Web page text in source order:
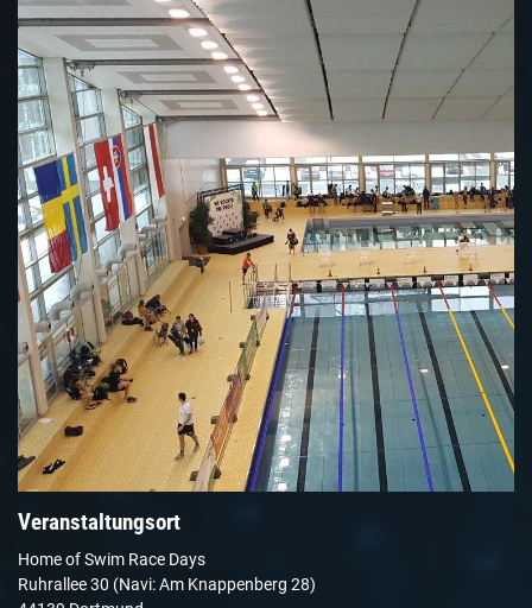
Veranstaltungsort
Home of Swim Race Days
Ruhrallee 30 (Navi: Am Knappenberg 28)